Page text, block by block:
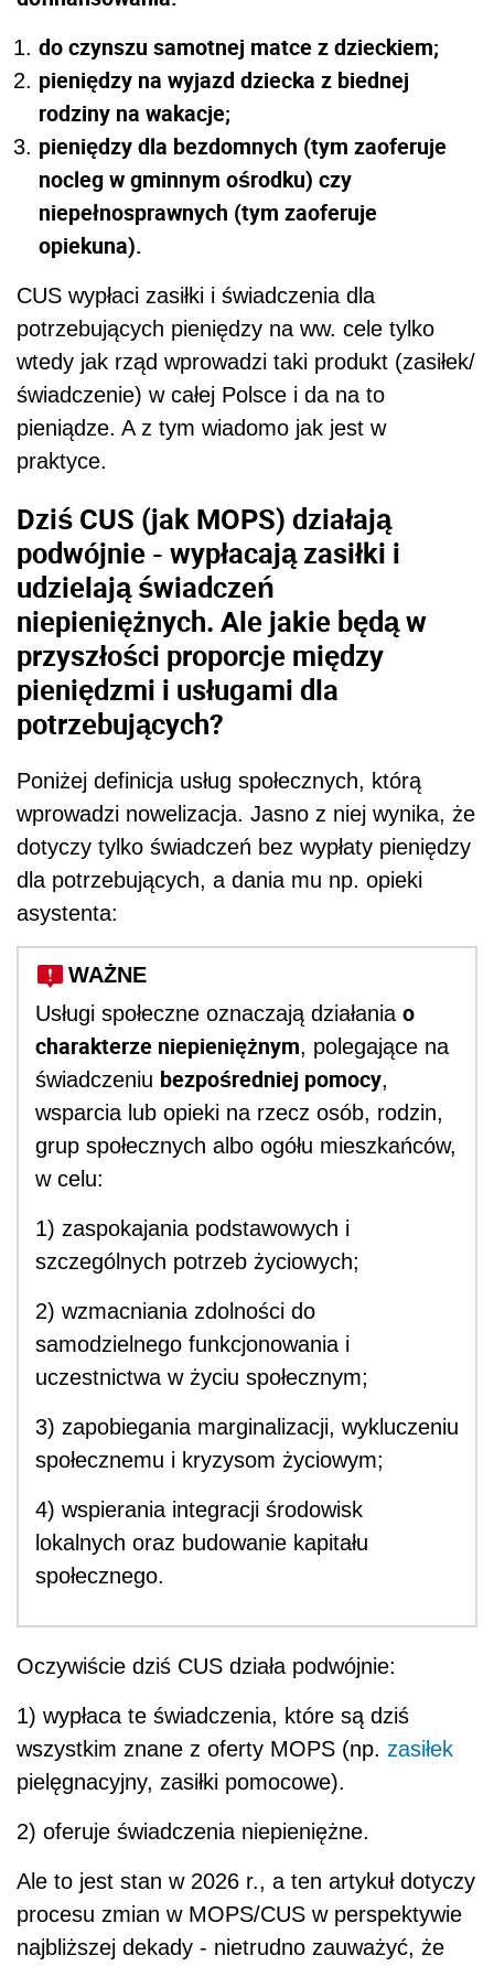
do czynszu samotnej matce z dzieckiem;
pieniędzy na wyjazd dziecka z biednej
rodziny na wakacje;
pieniędzy dla bezdomnych (tym zaoferuje
nocleg w gminnym ośrodku) czy
niepełnosprawnych (tym zaoferuje
opiekuna).
CUS wypłaci zasiłki i świadczenia dla
potrzebujących pieniędzy na ww. cele tylko
wtedy jak rząd wprowadzi taki produkt (zasiłek/
świadczenie) w całej Polsce i da na to
pieniądze. A z tym wiadomo jak jest w
praktyce.
Dziś CUS (jak MOPS) działają
podwójnie - wypłacają zasiłki i
udzielają świadczeń
niepieniężnych. Ale jakie będą w
przyszłości proporcje między
pieniędzmi i usługami dla
potrzebujących?
Poniżej definicja usług społecznych, którą
wprowadzi nowelizacja. Jasno z niej wynika, że
dotyczy tylko świadczeń bez wypłaty pieniędzy
dla potrzebujących, a dania mu np. opieki
asystenta:
WAŻNE
Usługi społeczne oznaczają działania o
charakterze niepieniężnym, polegające na
świadczeniu bezpośredniej pomocy,
wsparcia lub opieki na rzecz osób, rodzin,
grup społecznych albo ogółu mieszkańców,
w celu:
1) zaspokajania podstawowych i
szczególnych potrzeb życiowych;
2) wzmacniania zdolności do
samodzielnego funkcjonowania i
uczestnictwa w życiu społecznym;
3) zapobiegania marginalizacji, wykluczeniu
społecznemu i kryzysom życiowym;
4) wspierania integracji środowisk
lokalnych oraz budowanie kapitału
społecznego.
Oczywiście dziś CUS działa podwójnie:
1) wypłaca te świadczenia, które są dziś
wszystkim znane z oferty MOPS (np. zasiłek
pielęgnacyjny, zasiłki pomocowe).
2) oferuje świadczenia niepieniężne.
Ale to jest stan w 2026 r., a ten artykuł dotyczy
procesu zmian w MOPS/CUS w perspektywie
najbliższej dekady - nietrudno zauważyć, że